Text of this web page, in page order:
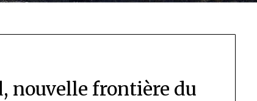
nouvelle frontière du